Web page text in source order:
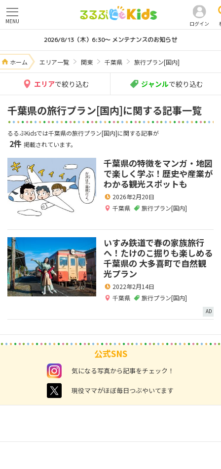
ログイン
MENU
2026/8/13（木）6:30～ メンテナンスのお知らせ
ホーム エリア一覧 関東 千葉県 旅行プラン[国内]
エリアで絞り込む ジャンルで絞り込む
千葉県の旅行プラン[国内]に関する記事一覧
るるぶKidsでは千葉県の旅行プラン[国内]に関する記事が
2件 掲載されています。
千葉県の特徴をマンガ・地図
で楽しく学ぶ！歴史や産業が
わかる観光スポットも
2026年2月20日
千葉県
旅行プラン[国内]
いすみ鉄道で春の家族旅行
へ！たけのこ掘りも楽しめる
千葉県の 大多喜町で自然観
光プラン
2022年2月14日
千葉県
旅行プラン[国内]
AD
公式SNS
instagram 気になる写真から記事をチェック！
twitter 現役ママがほぼ毎日つぶやいてます